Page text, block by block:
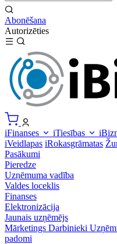
Abonēšana
Autorizēties
iFinanses iTiesības
iVeidlapas iRokasgrāmatas
Pasākumi
Pieredze
Uzņēmuma vadība
Valdes loceklis
Finanses
Elektronizācija
Jaunais uzņēmējs
Mārketings Darbinieki
padomi